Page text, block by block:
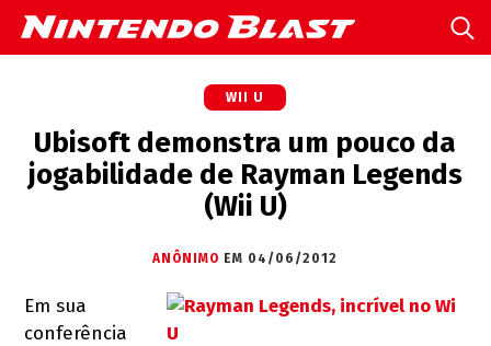
WII U
Ubisoft demonstra um pouco da
jogabilidade de Rayman Legends
(Wii U)
ANÔNIMO EM 04/06/2012
Em sua
conferência